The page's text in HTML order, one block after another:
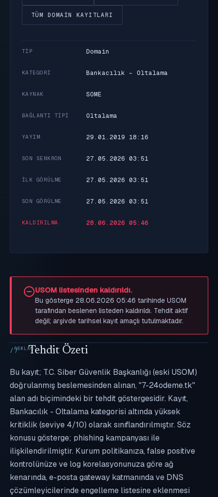
TÜM DOMAIN KAYITLARI
TIP Domain
KATEGORI Bankacılık - Oltalama
KAYNAK SOME
BAĞLANTI TIPI Oltalama
YAYIM 29.01.2019 18:16
SON SENKRON 27.05.2026 03:51
İLK GÖRÜLME 27.05.2026 03:51
SON GÖRÜLME 27.05.2026 03:51
KALDIRILMA 28.06.2026 05:46
USOM listesinden kaldırıldı.
Bu gösterge 28.06.2026 05:46 tarihinde USOM
tarafından beslenen listeden kaldırıldı. Tehdit aktif
değil; arşivde tarihsel kayıt amaçlı tutulmaktadır.
Tehdit Özeti
Bu kayıt; T.C. Siber Güvenlik Başkanlığı (eski USOM)
doğrulanmış beslemesinden alınan, "7-24odeme.tk"
alan adı biçimindeki bir tehdit göstergesidir. Kayıt,
Bankacılık - Oltalama kategorisi altında yüksek
kritiklik (seviye 4/10) olarak sınıflandırılmıştır. Söz
konusu gösterge; phishing kampanyası ile
ilişkilendirilmiştir. Kurum politikanıza, false positive
kontrolünüze ve log korelasyonunuza göre ağ
kenarında, e-posta gateway katmanında ve DNS
çözümleyicilerinde engelleme listesine eklenmesi